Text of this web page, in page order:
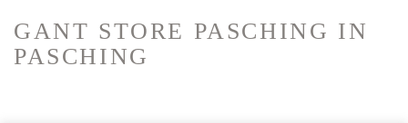
GANT STORE PASCHING IN
PASCHING